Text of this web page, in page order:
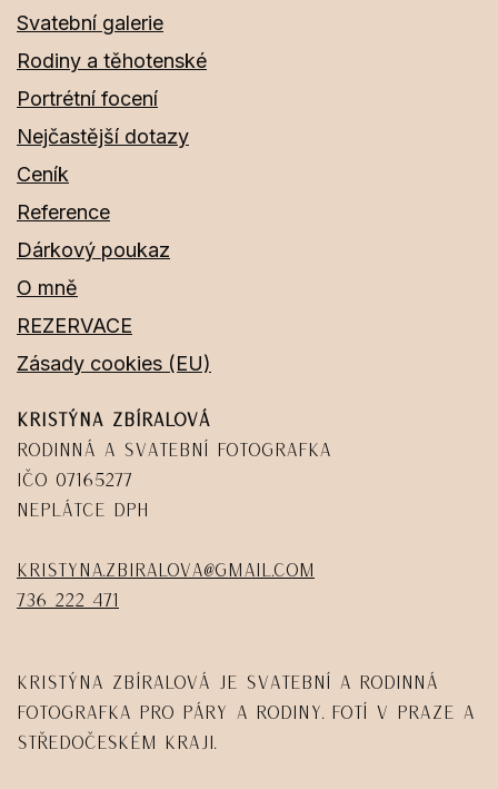
Svatební galerie
Rodiny a těhotenské
Portrétní focení
Nejčastější dotazy
Ceník
Reference
Dárkový poukaz
O mně
REZERVACE
Zásady cookies (EU)
Kristýna Zbíralová
Rodinná a svatební fotografka
IČO 07165277
Neplátce DPH
kristyna.zbiralova@gmail.com
736 222 471
Kristýna Zbíralová je svatební a rodinná
fotografka pro páry a rodiny. Fotí v Praze a
Středočeském kraji.